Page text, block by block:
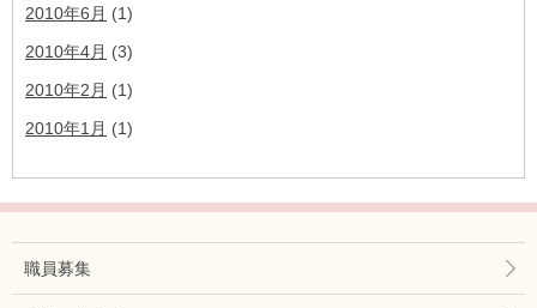
2010年6月 (1)
2010年4月 (3)
2010年2月 (1)
2010年1月 (1)
職員募集